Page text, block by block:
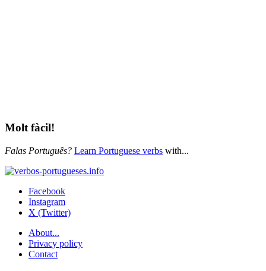
Molt fàcil!
Falas Português? Learn Portuguese verbs with...
Facebook
Instagram
X (Twitter)
About...
Privacy policy
Contact